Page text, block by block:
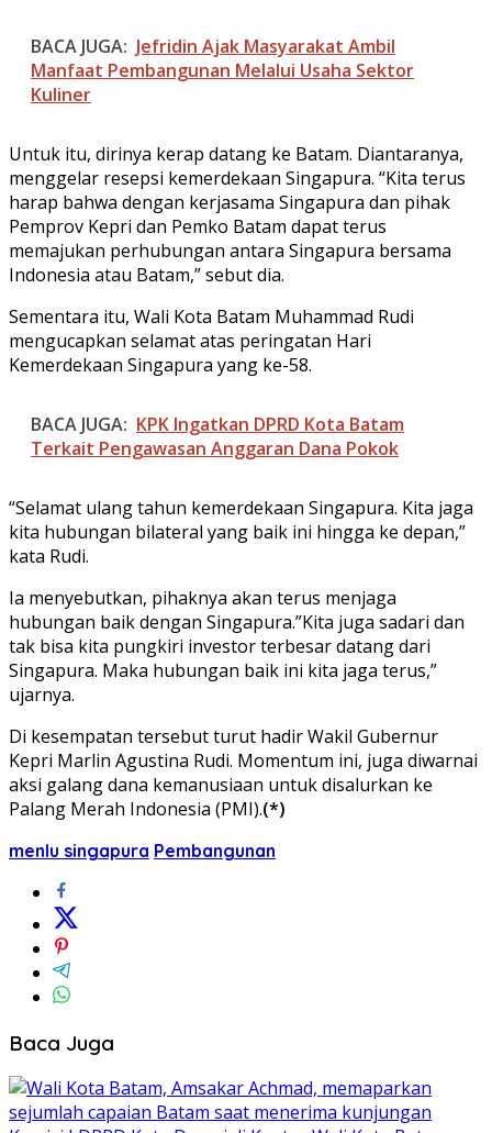
BACA JUGA: Jefridin Ajak Masyarakat Ambil
Manfaat Pembangunan Melalui Usaha Sektor
Kuliner
Untuk itu, dirinya kerap datang ke Batam. Diantaranya,
menggelar resepsi kemerdekaan Singapura. “Kita terus
harap bahwa dengan kerjasama Singapura dan pihak
Pemprov Kepri dan Pemko Batam dapat terus
memajukan perhubungan antara Singapura bersama
Indonesia atau Batam,” sebut dia.
Sementara itu, Wali Kota Batam Muhammad Rudi
mengucapkan selamat atas peringatan Hari
Kemerdekaan Singapura yang ke-58.
BACA JUGA: KPK Ingatkan DPRD Kota Batam
Terkait Pengawasan Anggaran Dana Pokok
“Selamat ulang tahun kemerdekaan Singapura. Kita jaga
kita hubungan bilateral yang baik ini hingga ke depan,”
kata Rudi.
Ia menyebutkan, pihaknya akan terus menjaga
hubungan baik dengan Singapura.”Kita juga sadari dan
tak bisa kita pungkiri investor terbesar datang dari
Singapura. Maka hubungan baik ini kita jaga terus,”
ujarnya.
Di kesempatan tersebut turut hadir Wakil Gubernur
Kepri Marlin Agustina Rudi. Momentum ini, juga diwarnai
aksi galang dana kemanusiaan untuk disalurkan ke
Palang Merah Indonesia (PMI).(*)
menlu singapura Pembangunan
Baca Juga